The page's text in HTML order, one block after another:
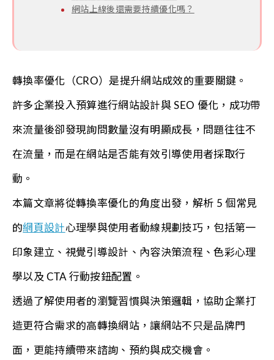
網站上線後還需要持續優化嗎？
轉換率優化（CRO）是提升網站成效的重要關鍵。
許多企業投入預算進行網站設計與 SEO 優化，成功帶
來流量後卻發現詢問數量沒有明顯成長，問題往往不
在流量，而是在網站是否能有效引導使用者採取行
動。
本篇文章將從轉換率優化的角度出發，解析 5 個常見
的網頁設計心理學與使用者動線規劃技巧，包括第一
印象建立、視覺引導設計、內容決策流程、色彩心理
學以及 CTA 行動按鈕配置。
透過了解使用者的瀏覽習慣與決策邏輯，協助企業打
造更符合需求的高轉換網站，讓網站不只是品牌門
面，更能持續帶來諮詢、預約與成交機會。